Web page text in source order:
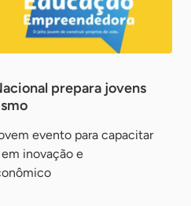
prepara jovens
evento para capacitar
inovação e